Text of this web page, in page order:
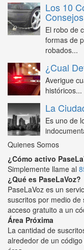
Los 10
El robo de
formas de
robados...
¿Cual
Averigue
históricos...
La
Es uno de
Quienes Somos
¿Cómo activo
Simplemente llame al
¿Qué es PaseLaVoz?
PaseLaVoz es un
suscritos por medio
acceso gratuito a un
Área Próxima
La cantidad de
alrededor de un